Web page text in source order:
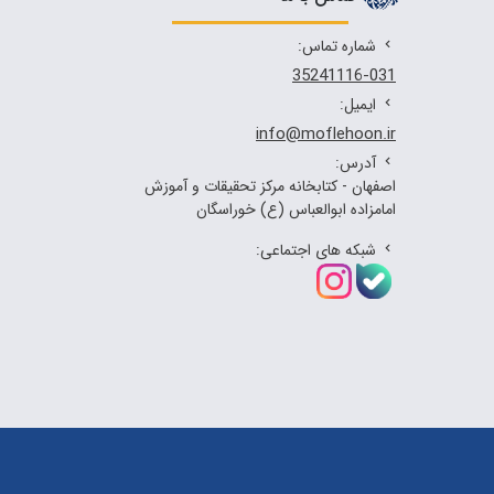
شماره تماس:
35241116-031
ایمیل:
info@moflehoon.ir
آدرس:
اصفهان - كتابخانه مركز تحقیقات و آموزش
امامزاده ابوالعباس (ع) خوراسگان
شبکه های اجتماعی: